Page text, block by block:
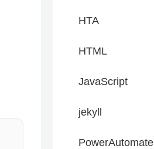
HTA
HTML
JavaScript
jekyll
PowerAutomate